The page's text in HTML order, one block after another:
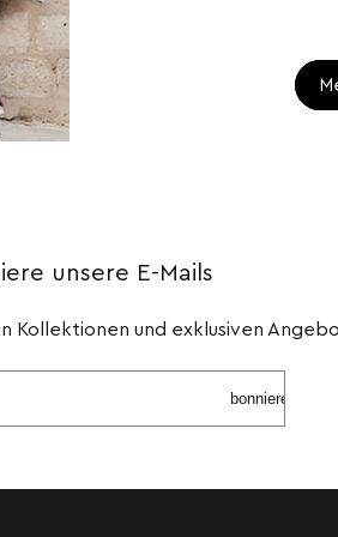
unsere E-Mails
Kollektionen und exklusiven
Abonnieren